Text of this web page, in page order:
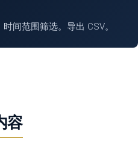
间范围筛选。导出 CSV。
容